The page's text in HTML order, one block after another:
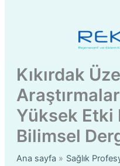
Kıkırdak
Yüksek Etki
Bilimsel
Ana sayfa
Sağlık